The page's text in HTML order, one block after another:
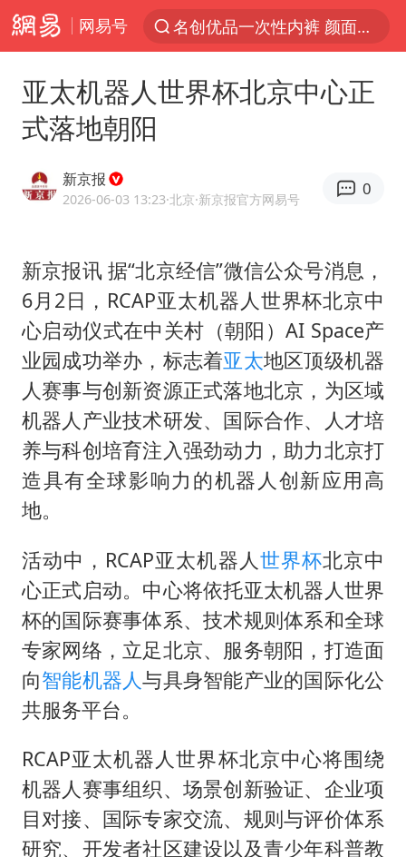
网易号
解锁各地夏日限定体验
香港宏福苑火灾或由烟头引起
周末打虎 宋致远被查
浙江台州《告全体市民书》
上半年国内居民出游人次34.63亿
刘浩存百花奖开幕式红裙起舞
万岁山接盘烂尾恒大文旅城
薛之谦杭州站演唱会取消
泰国初中生饮弹自尽前开了26枪
店主称换“青海拉面”招牌后生意更好
女儿为争财产堵门阻挠父亲出殡
习近平心系体育强国建设
亚太机器人世界杯北京中心正
式落地朝阳
新京报
2026-06-03 13:23·北京·新京报官方网易号
0
新京报讯 据“北京经信”微信公众号消息，
6月2日，RCAP亚太机器人世界杯北京中
心启动仪式在中关村（朝阳）AI Space产
业园成功举办，标志着亚太地区顶级机器
人赛事与创新资源正式落地北京，为区域
机器人产业技术研发、国际合作、人才培
养与科创培育注入强劲动力，助力北京打
造具有全球影响力的机器人创新应用高
地。
活动中，RCAP亚太机器人 世界杯北京中
心正式启动。中心将依托亚太机器人世界
杯的国际赛事体系、技术规则体系和全球
专家网络，立足北京、服务朝阳，打造面
向智能机器人与具身智能产业的国际化公
共服务平台。
RCAP亚太机器人世界杯北京中心将围绕
机器人赛事组织、场景创新验证、企业项
目对接、国际专家交流、规则与评价体系
研究、开发者社区建设以及青少年科普教